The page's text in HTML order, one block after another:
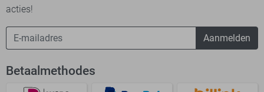
acties!
Aanmelden
Betaalmethodes